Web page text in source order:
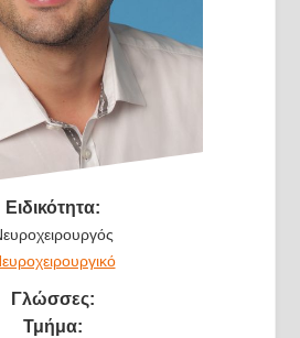
Ειδικότητα:
Γλώσσες:
Τμήμα: